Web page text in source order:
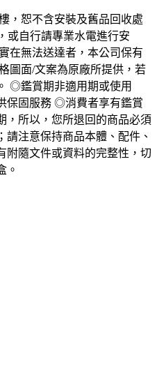
恕不含安裝及舊品回收處
自行請專業水電進行安
在無法送達者，本公司保有
圖面/文案為原廠所提供，若
◎鑑賞期非適用期或使用
保固服務 ◎消費者享有鑑賞
，所以，您所退回的商品必須
請注意保持商品本體、配件、
附隨文件或資料的完整性，切
。